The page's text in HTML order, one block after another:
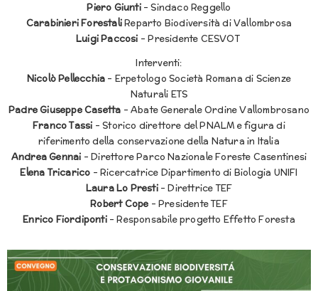
Piero Giunti– Sindaco Reggello
Carabinieri ForestaliReparto Biodiversità di Vallombrosa
Luigi Paccosi – Presidente CESVOT
Interventi:
Nicolò Pellecchia – Erpetologo Società Romana di Scienze
Naturali ETS
Padre Giuseppe Casetta – Abate Generale Ordine Vallombrosano
Franco Tassi – Storico direttore del PNALM e figura di
riferimento della conservazione della Natura in Italia
Andrea Gennai – Direttore Parco Nazionale Foreste Casentinesi
Elena Tricarico – Ricercatrice Dipartimento di Biologia UNIFI
Laura Lo Presti– Direttrice TEF
Robert Cope – Presidente TEF
Enrico Fiordiponti– Responsabile progetto Effetto Foresta